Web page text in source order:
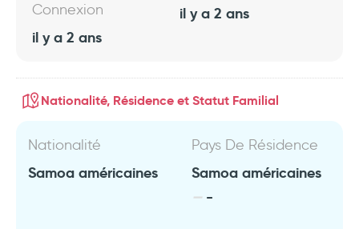
Connexion
il y a 2 ans
il y a 2 ans
Nationalité, Résidence et Statut Familial
Nationalité
Samoa américaines
Pays De Résidence
Samoa américaines
-